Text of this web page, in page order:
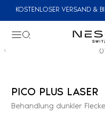
KOSTENLOSER VERSAND &
PICO PLUS LASER
Behandlung dunkler